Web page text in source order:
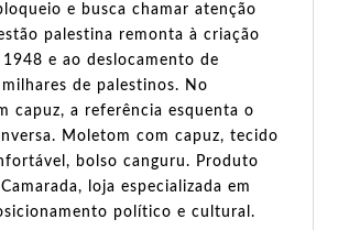
e busca chamar atenção
palestina remonta à criação
e ao deslocamento de
de palestinos. No
capuz, a referência esquenta o
Moletom com capuz, tecido
bolso canguru. Produto
loja especializada em
político e cultural.